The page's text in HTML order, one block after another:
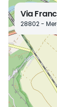
Via
28802 -